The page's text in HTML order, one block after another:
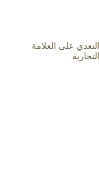
التعدي على العلامة
التجارية